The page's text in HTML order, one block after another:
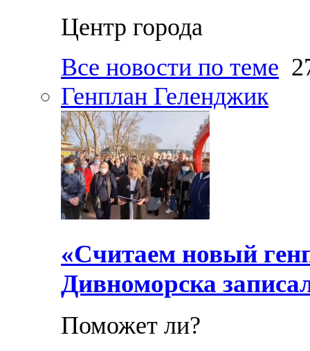
Центр города
Все новости по теме
Генплан Геленджик
«Считаем новый
Дивноморска
Поможет ли?